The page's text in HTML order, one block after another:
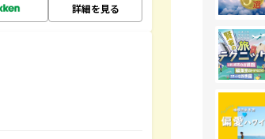
詳細を見る